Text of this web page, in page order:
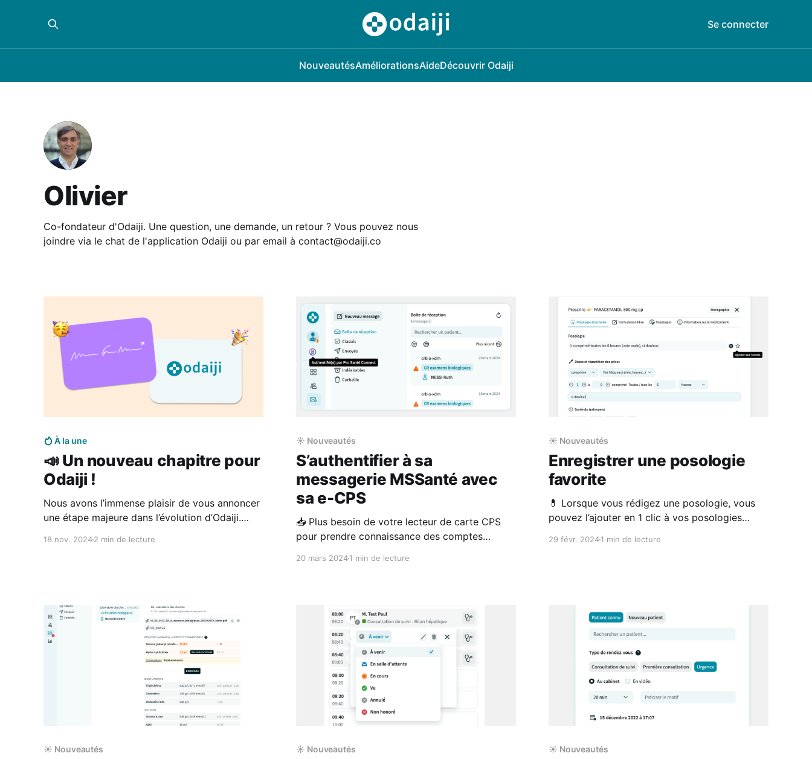
NouveautésAméliorationsAideDécouvrir Odaiji
Se connecter
Olivier
Co-fondateur d'Odaiji. Une question, une demande, un retour ? Vous pouvez nous
joindre via le chat de l'application Odaiji ou par email à contact@odaiji.co
À la une
📣 Un nouveau chapitre pour
Odaiji !
Nous avons l’immense plaisir de vous annoncer
une étape majeure dans l’évolution d’Odaiji.
avons
18 nov. 20242 min de lecture
☀️ Nouveautés
S’authentifier à sa
messagerie MSSanté avec
sa e-CPS
📥 Plus besoin de votre lecteur de carte CPS
pour prendre connaissance des comptes
20 mars 20241 min de lecture
☀️ Nouveautés
Enregistrer une posologie
favorite
💊 Lorsque vous rédigez une posologie, vous
pouvez l’ajouter en 1 clic à vos posologies
29 févr. 20241 min de lecture
☀️ Nouveautés ☀️ Nouveautés ☀️ Nouveautés